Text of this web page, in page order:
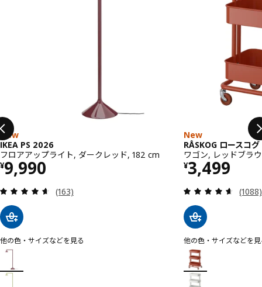
New
IKEA PS 2026
フロアアップライト, ダークレッド, 182 cm
¥9,990
価格 ¥ 9990
レビュー: 4.6 から 5 星です。 総レビュー数:
(163)
他の色・サイズなどを見る
IKEA PS 2026
オプション: IKEA PS 2026, フロアアップライト, ダークレッド, 182 cm
オプション: IKEA PS 2026, フロアアップライト, イエロー, 182 cm
New
RÅSKOG ロースコグ
ワゴン, レッドブラ
¥3,499
価格 ¥
レビ
(1088)
他の色・サイズなどを
RÅSKOG ロースコグ
オプション:
オプション: